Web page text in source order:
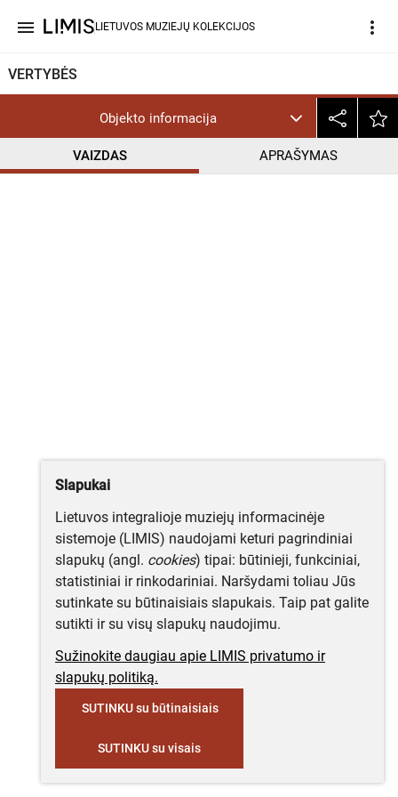
menu LIETUVOS MUZIEJŲ KOLEKCIJOS more_vert
VERTYBĖS
Objekto informacija
VAIZDAS APRAŠYMAS
CC BY-NC-ND
Slapukai
Lietuvos integralioje muziejų informacinėje
sistemoje (LIMIS) naudojami keturi pagrindiniai
slapukų (angl. cookies) tipai: būtinieji, funkciniai,
statistiniai ir rinkodariniai. Naršydami toliau Jūs
sutinkate su būtinaisiais slapukais. Taip pat galite
sutikti ir su visų slapukų naudojimu.
Sužinokite daugiau apie LIMIS privatumo ir
slapukų politiką.
SUTINKU su būtinaisiais
SUTINKU su visais